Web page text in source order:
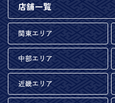
店舗一覧
関東エリア
中部エリア
近畿エリア